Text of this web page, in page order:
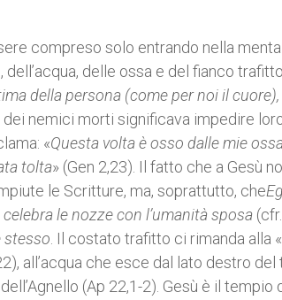
compreso solo entrando nella
delle ossa e del fianco
della persona (come per noi il
dei nemici morti significava impedire
«Questa volta è osso dalle mie
tolta» (Gen 2,23). Il fatto che a Gesù
le Scritture, ma, soprattutto, che
le nozze con l’umanità sposa
stesso . Il costato trafitto ci rimanda
all’acqua che esce dal lato destro
(Ap 22,1-2). Gesù è il